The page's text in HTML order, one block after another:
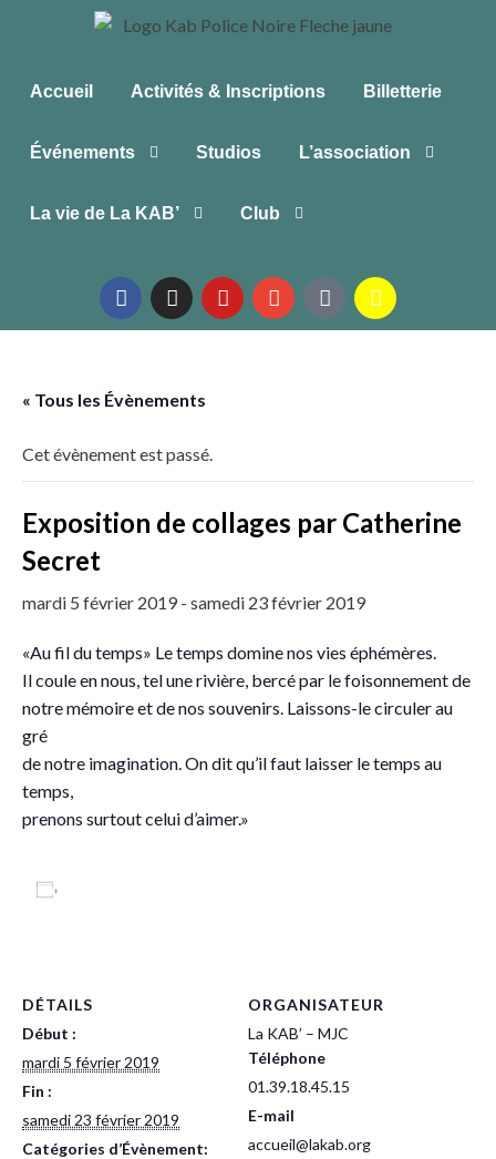
Accueil Activités & Inscriptions Billetterie
Événements Studios L’association
La vie de La KAB’ Club
« Tous les Évènements
Cet évènement est passé.
Exposition de collages par Catherine
Secret
mardi 5 février 2019 - samedi 23 février 2019
«Au fil du temps» Le temps domine nos vies éphémères.
Il coule en nous, tel une rivière, bercé par le foisonnement de
notre mémoire et de nos souvenirs. Laissons-le circuler au
gré
de notre imagination. On dit qu’il faut laisser le temps au
temps,
prenons surtout celui d’aimer.»
DÉTAILS
Début :
mardi 5 février 2019
Fin :
samedi 23 février 2019
Catégories d’Évènement:
ORGANISATEUR
La KAB’ – MJC
Téléphone
01.39.18.45.15
E-mail
accueil@lakab.org